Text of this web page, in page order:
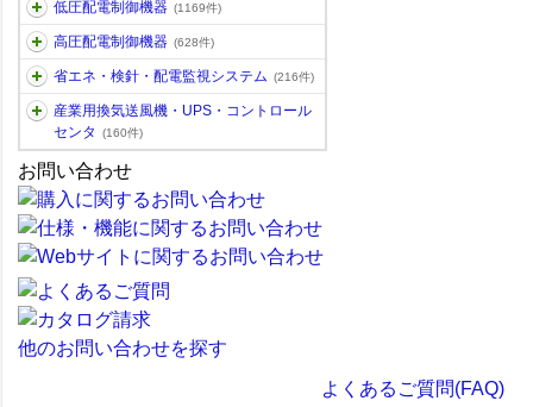
低圧配電制御機器 (1169件)
高圧配電制御機器 (628件)
省エネ・検針・配電監視システム (216件)
産業用換気送風機・UPS・コントロール
センタ
(160件)
お問い合わせ
他のお問い合わせを探す
よくあるご質問(FAQ)